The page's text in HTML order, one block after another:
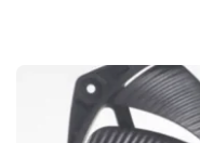
Complete
Buyer’s
Guide